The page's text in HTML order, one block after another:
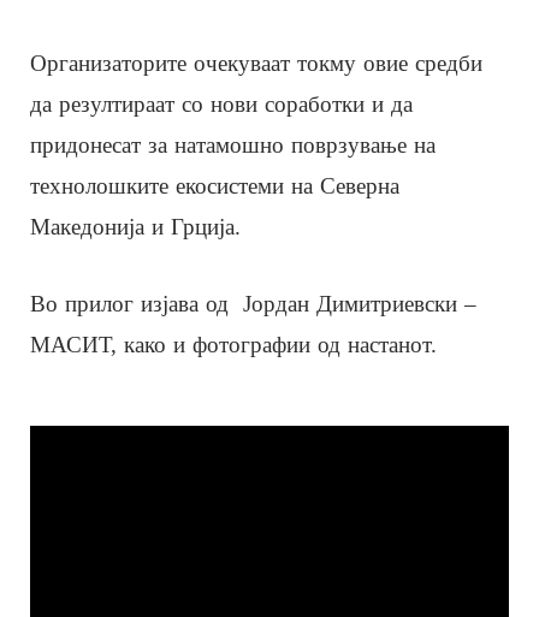
Организаторите очекуваат токму овие средби
да резултираат со нови соработки и да
придонесат за натамошно поврзување на
технолошките екосистеми на Северна
Македонија и Грција.
Во прилог изјава од Јордан Димитриевски –
МАСИТ, како и фотографии од настанот.